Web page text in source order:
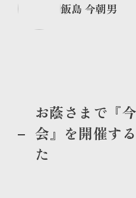
飯島 今朝男
お蔭さまで『
会』を開催す
た